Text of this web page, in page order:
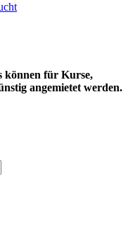
können für Kurse,
angemietet werden.